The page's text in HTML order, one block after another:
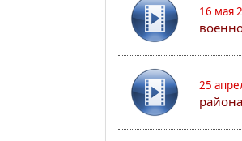
16 мая
25